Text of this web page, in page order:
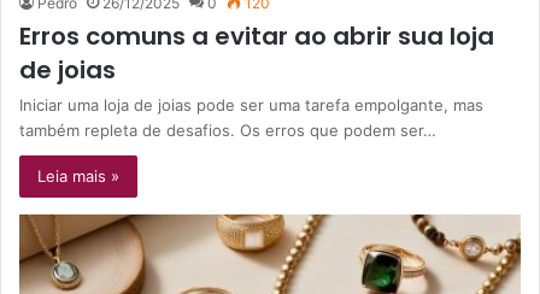
Erros comuns a evitar ao abrir sua loja
de joias
Iniciar uma loja de joias pode ser uma tarefa empolgante, mas
também repleta de desafios. Os erros que podem ser…
Leia mais »